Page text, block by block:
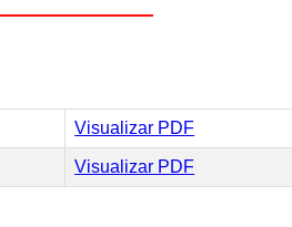
Visualizar PDF
Visualizar PDF